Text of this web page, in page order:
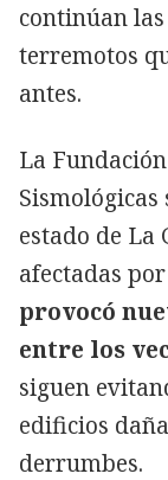
continúan
terremotos
antes.
La
estado de La
afectadas
provocó
entre los
siguen
edificios
derrumbes.